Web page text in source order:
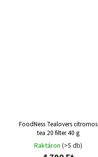
FoodNess Tealovers citromos
tea 20 filter 40 g
Raktáron (>5 db)